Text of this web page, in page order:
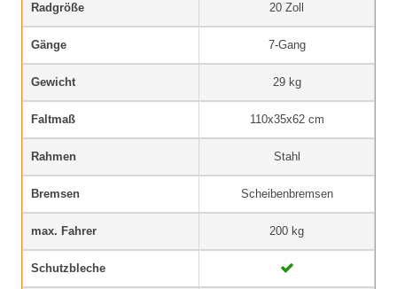
Radgröße 20 Zoll
Gänge 7-Gang
Gewicht 29 kg
Faltmaß 110x35x62 cm
Rahmen Stahl
Bremsen Scheibenbremsen
max. Fahrer 200 kg
Schutzbleche